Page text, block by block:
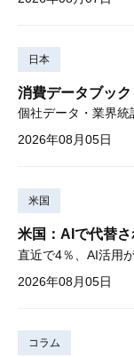
日本
消費データブック
2026年08月05日
米国
米国：AIで代替
2026年08月05日
コラム